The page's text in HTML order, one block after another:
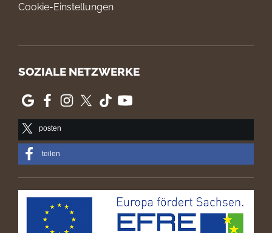
Cookie-Einstellungen
SOZIALE NETZWERKE
posten
teilen